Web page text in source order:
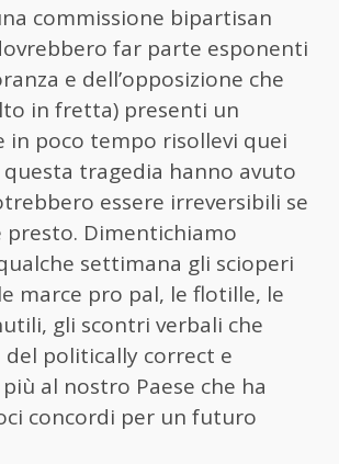
commissione bipartisan
far parte esponenti
e dell’opposizione che
in fretta) presenti un
in poco tempo risollevi quei
questa tragedia hanno avuto
essere irreversibili se
presto. Dimentichiamo
settimana gli scioperi
marce pro pal, le flotille, le
gli scontri verbali che
del politically correct e
al nostro Paese che ha
concordi per un futuro